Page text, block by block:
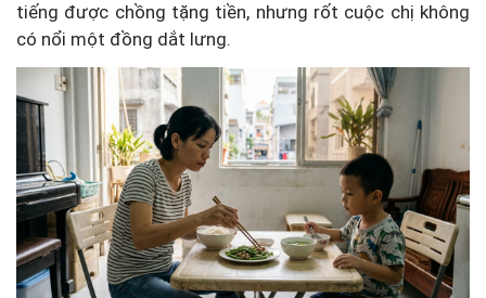
tiếng được chồng tặng tiền, nhưng rốt cuộc chị không
có nổi một đồng dắt lưng.